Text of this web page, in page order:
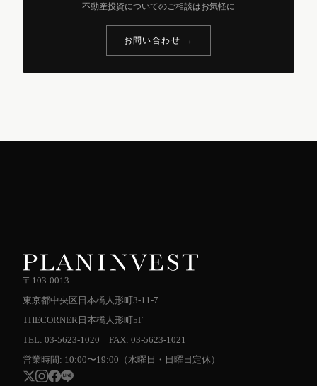
不動産投資についてのご相談はお気軽に
お問い合わせ →
〒103-0013
東京都中央区日本橋人形町3-11-7
THECORNER日本橋人形町5F
TEL: 03-5623-1020 FAX: 03-5623-1021
営業時間: 10:00〜19:00（水曜日・日曜日定休）